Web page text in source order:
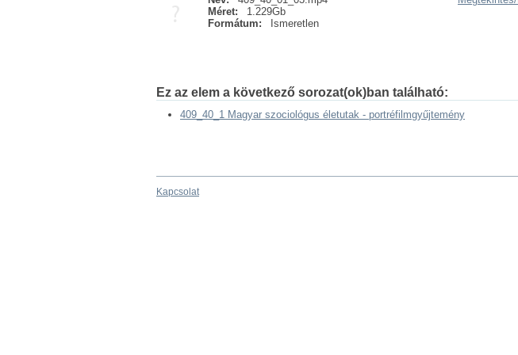
Méret:
1.229Gb
Formátum:
Ismeretlen
Ez az elem a következő sorozat(ok)ban található:
409_40_1 Magyar szociológus életutak - portréfilmgyűjtemény
Kapcsolat